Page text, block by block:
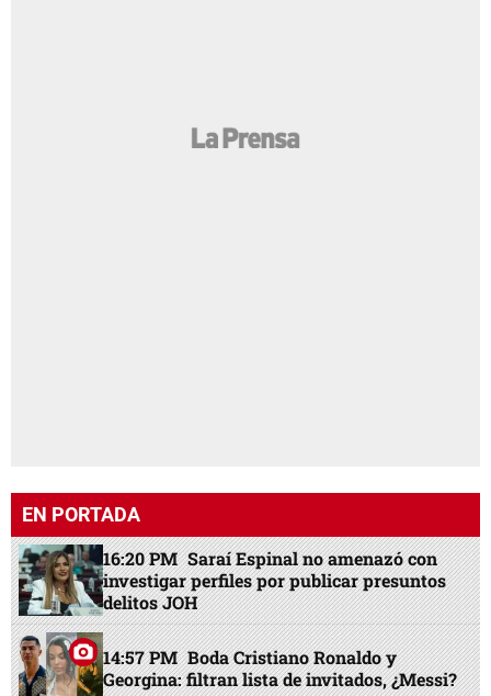
EN PORTADA
16:20 PM Saraí Espinal no amenazó con
investigar perfiles por publicar presuntos
delitos JOH
14:57 PM Boda Cristiano Ronaldo y
Georgina: filtran lista de invitados, ¿Messi?